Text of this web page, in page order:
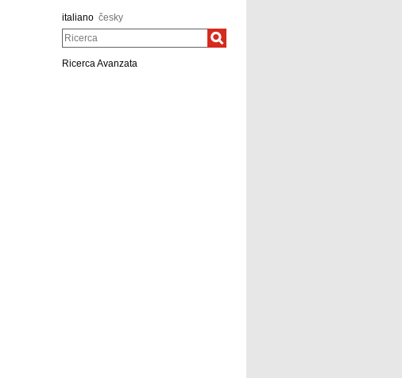
italiano česky
Ricerca
Ricerca Avanzata